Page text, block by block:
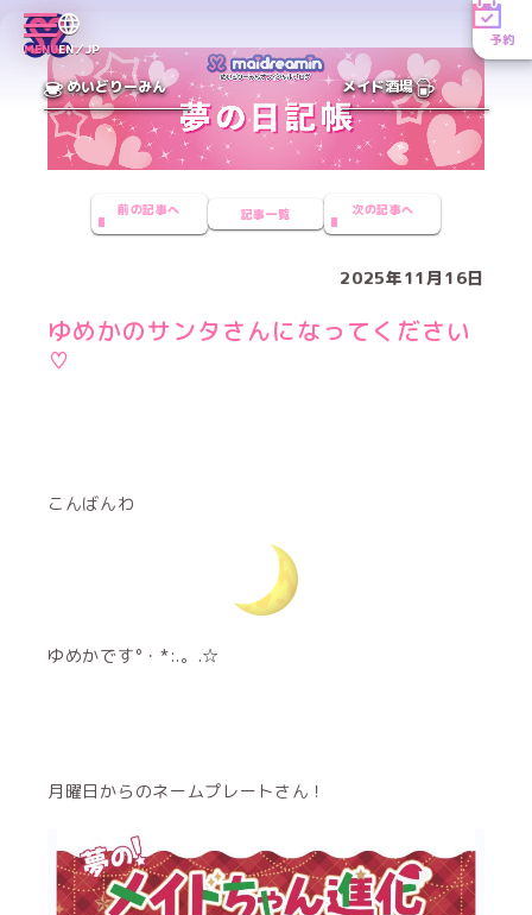
MENUEN／JP
予約
めいどりーみん メイド酒場
前の記事へ 記事一覧 次の記事へ
2025年11月16日
ゆめかのサンタさんになってください
♡
こんばんわ
ゆめかです°・*:.。.☆
月曜日からのネームプレートさん！